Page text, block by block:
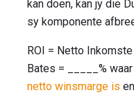
kan doen, kan jy die
sy komponente
ROI = Netto
Bates = _____%
netto winsmarge is